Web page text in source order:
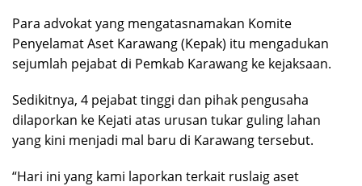
Para advokat yang mengatasnamakan Komite
Penyelamat Aset Karawang (Kepak) itu mengadukan
sejumlah pejabat di Pemkab Karawang ke kejaksaan.
Sedikitnya, 4 pejabat tinggi dan pihak pengusaha
dilaporkan ke Kejati atas urusan tukar guling lahan
yang kini menjadi mal baru di Karawang tersebut.
“Hari ini yang kami laporkan terkait ruslaig aset